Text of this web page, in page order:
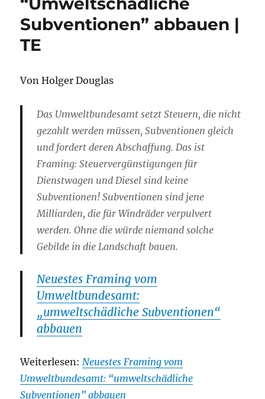
Subventionen” abbauen |
TE
Von Holger Douglas
Das Umweltbundesamt setzt Steuern, die nicht
gezahlt werden müssen, Subventionen gleich
und fordert deren Abschaffung. Das ist
Framing: Steuervergünstigungen für
Dienstwagen und Diesel sind keine
Subventionen! Subventionen sind jene
Milliarden, die für Windräder verpulvert
werden. Ohne die würde niemand solche
Gebilde in die Landschaft bauen.
Neuestes Framing vom
Umweltbundesamt:
„umweltschädliche Subventionen“
abbauen
Weiterlesen:Neuestes Framing vom
Umweltbundesamt: “umweltschädliche
Subventionen” abbauen